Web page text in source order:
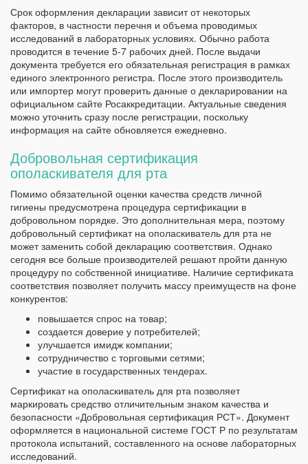
Срок оформления декларации зависит от некоторых
факторов, в частности перечня и объема проводимых
исследований в лабораторных условиях. Обычно работа
проводится в течение 5-7 рабочих дней. После выдачи
документа требуется его обязательная регистрация в рамках
единого электронного регистра. После этого производитель
или импортер могут проверить данные о декларировании на
официальном сайте Росаккредитации. Актуальные сведения
можно уточнить сразу после регистрации, поскольку
информация на сайте обновляется ежедневно.
Добровольная сертификация
ополаскивателя для рта
Помимо обязательной оценки качества средств личной
гигиены предусмотрена процедура сертификации в
добровольном порядке. Это дополнительная мера, поэтому
добровольный сертификат на ополаскиватель для рта не
может заменить собой декларацию соответствия. Однако
сегодня все больше производителей решают пройти данную
процедуру по собственной инициативе. Наличие сертификата
соответствия позволяет получить массу преимуществ на фоне
конкурентов:
повышается спрос на товар;
создается доверие у потребителей;
улучшается имидж компании;
сотрудничество с торговыми сетями;
участие в государственных тендерах.
Сертификат на ополаскиватель для рта позволяет
маркировать средство отличительным знаком качества и
безопасности «Добровольная сертификация РСТ». Документ
оформляется в национальной системе ГОСТ Р по результатам
протокола испытаний, составленного на основе лабораторных
исследований.